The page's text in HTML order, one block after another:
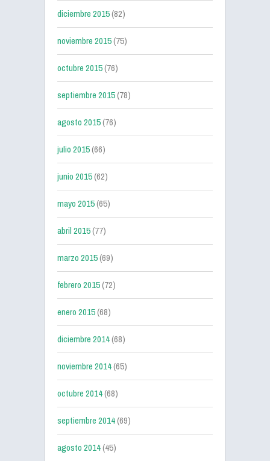
diciembre 2015(82)
noviembre 2015(75)
octubre 2015(76)
septiembre 2015(78)
agosto 2015(76)
julio 2015(66)
junio 2015(62)
mayo 2015(65)
abril 2015(77)
marzo 2015(69)
febrero 2015(72)
enero 2015(68)
diciembre 2014(68)
noviembre 2014(65)
octubre 2014(68)
septiembre 2014(69)
agosto 2014(45)